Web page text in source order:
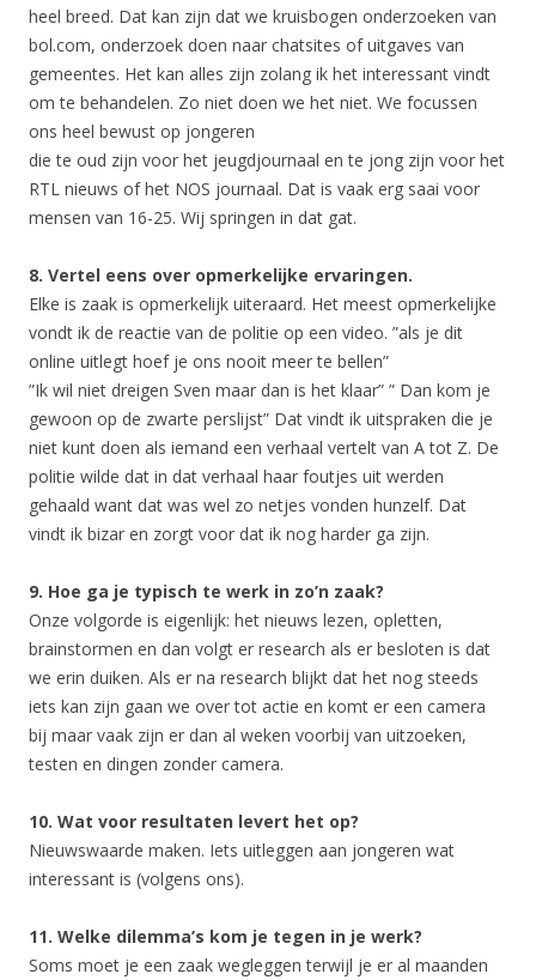
heel breed. Dat kan zijn dat we kruisbogen onderzoeken van
bol.com, onderzoek doen naar chatsites of uitgaves van
gemeentes. Het kan alles zijn zolang ik het interessant vindt
om te behandelen. Zo niet doen we het niet. We focussen
ons heel bewust op jongeren
die te oud zijn voor het jeugdjournaal en te jong zijn voor het
RTL nieuws of het NOS journaal. Dat is vaak erg saai voor
mensen van 16-25. Wij springen in dat gat.
8. Vertel eens over opmerkelijke ervaringen.
Elke is zaak is opmerkelijk uiteraard. Het meest opmerkelijke
vondt ik de reactie van de politie op een video. ”als je dit
online uitlegt hoef je ons nooit meer te bellen”
”Ik wil niet dreigen Sven maar dan is het klaar” ” Dan kom je
gewoon op de zwarte perslijst” Dat vindt ik uitspraken die je
niet kunt doen als iemand een verhaal vertelt van A tot Z. De
politie wilde dat in dat verhaal haar foutjes uit werden
gehaald want dat was wel zo netjes vonden hunzelf. Dat
vindt ik bizar en zorgt voor dat ik nog harder ga zijn.
9. Hoe ga je typisch te werk in zo’n zaak?
Onze volgorde is eigenlijk: het nieuws lezen, opletten,
brainstormen en dan volgt er research als er besloten is dat
we erin duiken. Als er na research blijkt dat het nog steeds
iets kan zijn gaan we over tot actie en komt er een camera
bij maar vaak zijn er dan al weken voorbij van uitzoeken,
testen en dingen zonder camera.
10. Wat voor resultaten levert het op?
Nieuwswaarde maken. Iets uitleggen aan jongeren wat
interessant is (volgens ons).
11. Welke dilemma’s kom je tegen in je werk?
Soms moet je een zaak wegleggen terwijl je er al maanden